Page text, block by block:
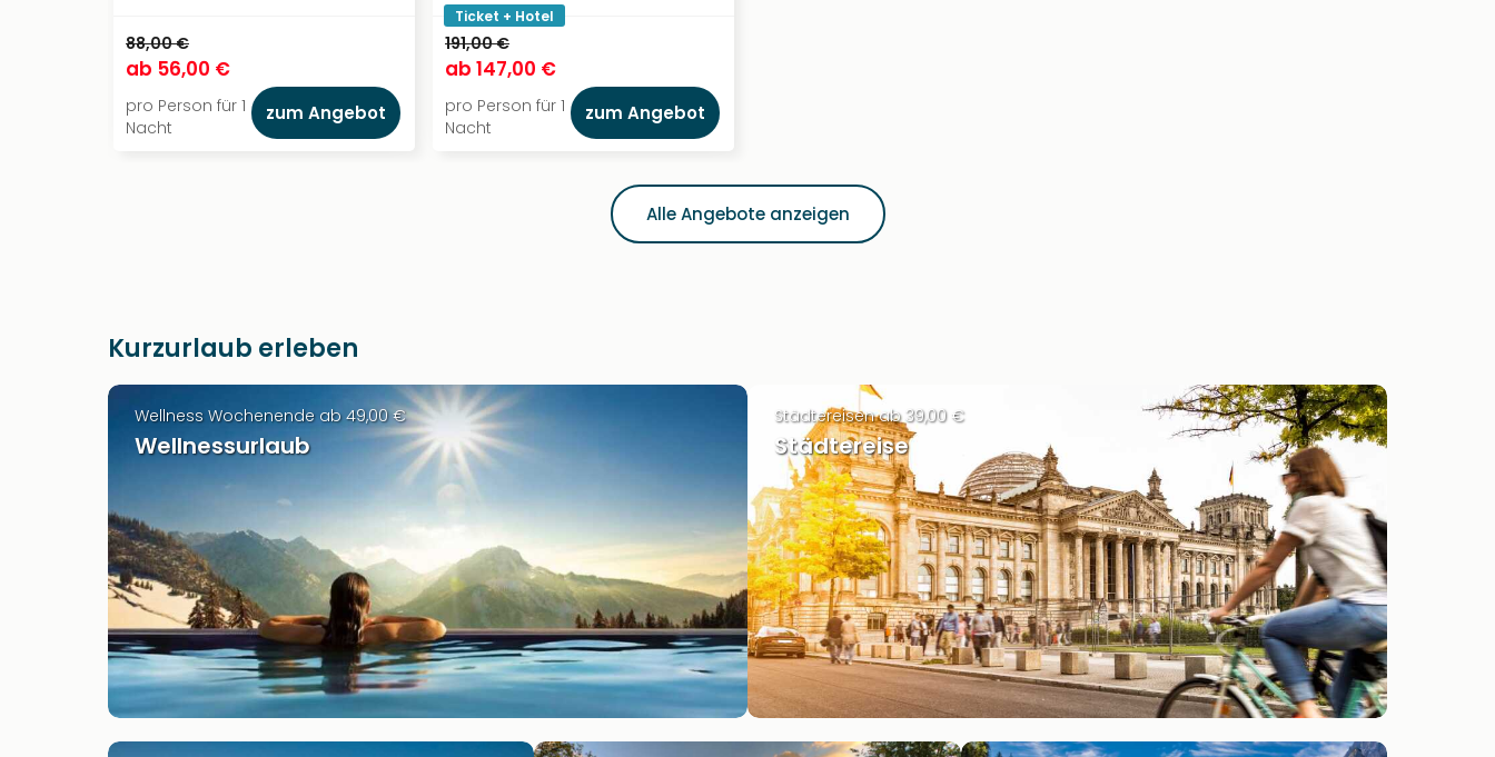
88,00 €
ab 56,00 €
pro Person für 1
Nacht
zum Angebot
Ticket + Hotel
191,00 €
ab 147,00 €
pro Person für 1
Nacht
zum Angebot
Alle Angebote anzeigen
Kurzurlaub erleben
Wellness Wochenende ab 49,00 €
Wellnessurlaub
Städtereisen ab 39,00 €
Städtereise